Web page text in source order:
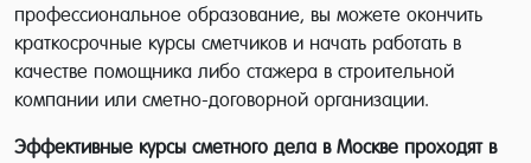
профессиональное образование, вы можете окончить
краткосрочные курсы сметчиков и начать работать в
качестве помощника либо стажера в строительной
компании или сметно-договорной организации.
Эффективные курсы сметного дела в Москве проходят в